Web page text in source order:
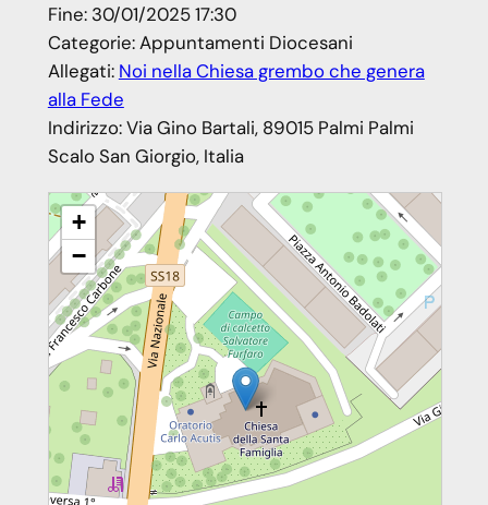
Fine: 30/01/2025 17:30
Categorie:Appuntamenti Diocesani
Allegati: Noi nella Chiesa grembo che genera
alla Fede
Indirizzo:Via Gino Bartali, 89015 Palmi Palmi
Scalo San Giorgio, Italia
Noi grembo nella Chiesa che genera alla Fede – Formazione
catechisti Vicariato Palmi
+
−